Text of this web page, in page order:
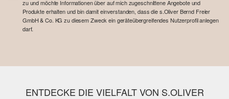
zu und möchte Informationen über auf mich zugeschnittene Angebote und
Produkte erhalten und bin damit einverstanden, dass die s.Oliver Bernd Freier
GmbH & Co. KG zu diesem Zweck ein geräteübergreifendes Nutzerprofil anlegen
darf.
ENTDECKE DIE VIELFALT VON S.OLIVER